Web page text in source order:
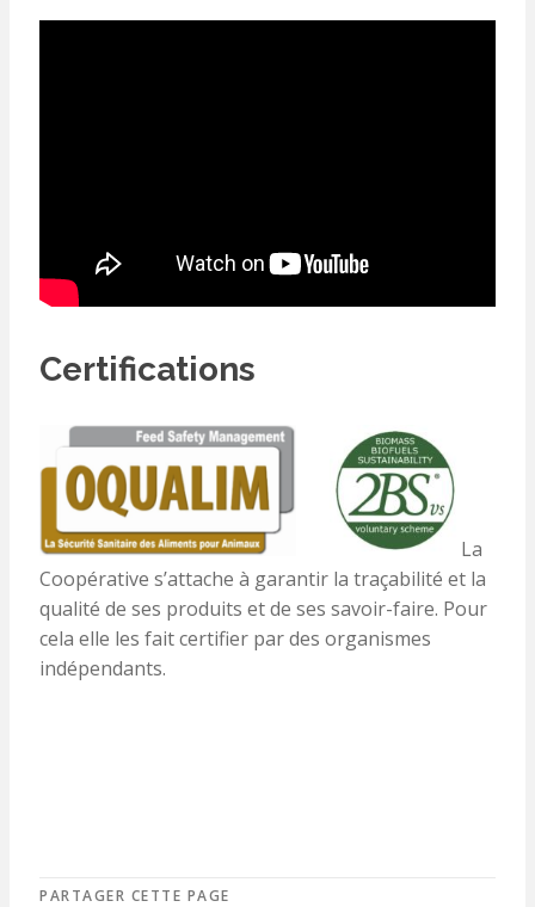
Certifications
La
Coopérative s’attache à garantir la traçabilité et la
qualité de ses produits et de ses savoir-faire. Pour
cela elle les fait certifier par des organismes
indépendants.
PARTAGER CETTE PAGE